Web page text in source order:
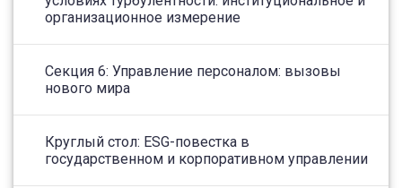
организационное измерение
Секция 6: Управление персоналом: вызовы
нового мира
Круглый стол: ESG-повестка в
государственном и корпоративном управлении